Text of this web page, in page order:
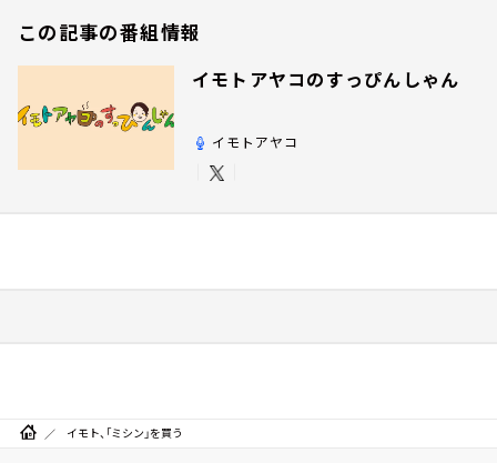
この記事の番組情報
イモトアヤコのすっぴんしゃん
イモトアヤコ
イモト、「ミシン」を買う